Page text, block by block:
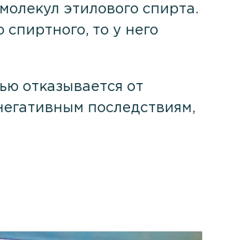
этилового спирта.
то у него
отказывается от
последствиям,